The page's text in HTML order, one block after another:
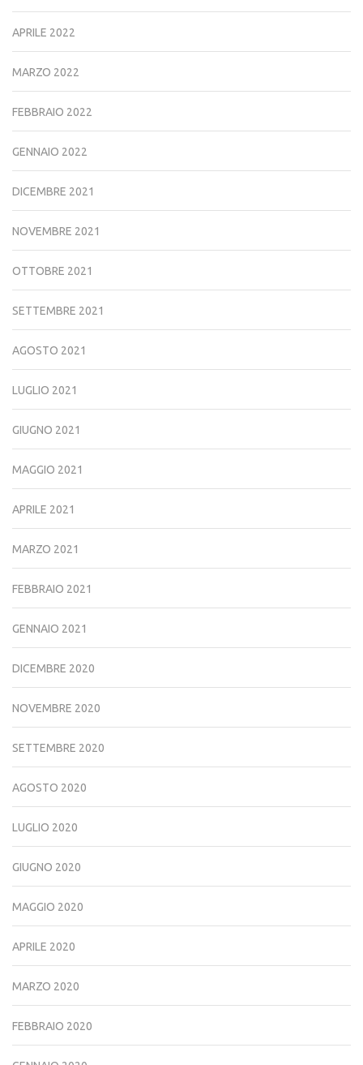
APRILE 2022
MARZO 2022
FEBBRAIO 2022
GENNAIO 2022
DICEMBRE 2021
NOVEMBRE 2021
OTTOBRE 2021
SETTEMBRE 2021
AGOSTO 2021
LUGLIO 2021
GIUGNO 2021
MAGGIO 2021
APRILE 2021
MARZO 2021
FEBBRAIO 2021
GENNAIO 2021
DICEMBRE 2020
NOVEMBRE 2020
SETTEMBRE 2020
AGOSTO 2020
LUGLIO 2020
GIUGNO 2020
MAGGIO 2020
APRILE 2020
MARZO 2020
FEBBRAIO 2020